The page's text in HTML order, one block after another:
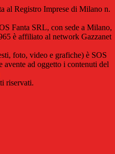
al Registro Imprese di Milano n.
Fanta SRL, con sede a Milano,
è affiliato al network Gazzanet
foto, video e grafiche) è SOS
ad oggetto i contenuti del
riservati.